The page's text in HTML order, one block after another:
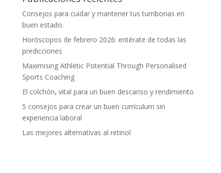
Consejos para cuidar y mantener tus tumbonas en
buen estado.
Horóscopos de febrero 2026: entérate de todas las
predicciones
Maximising Athletic Potential Through Personalised
Sports Coaching
El colchón, vital para un buen descanso y rendimiento
5 consejos para crear un buen currículum sin
experiencia laboral
Las mejores alternativas al retinol